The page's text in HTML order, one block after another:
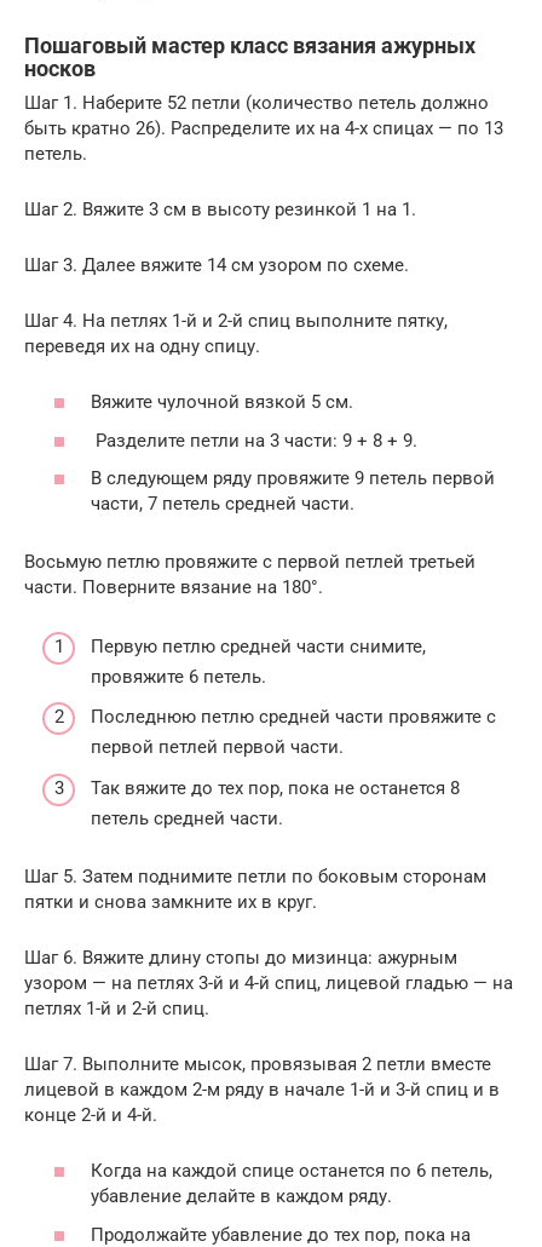
Пошаговый мастер класс вязания ажурных
носков
Шаг 1. Наберите 52 петли (количество петель должно
быть кратно 26). Распределите их на 4-х спицах — по 13
петель.
Шаг 2. Вяжите 3 см в высоту резинкой 1 на 1.
Шаг 3. Далее вяжите 14 см узором по схеме.
Шаг 4. На петлях 1-й и 2-й спиц выполните пятку,
переведя их на одну спицу.
Вяжите чулочной вязкой 5 см.
Разделите петли на 3 части: 9 + 8 + 9.
В следующем ряду провяжите 9 петель первой
части, 7 петель средней части.
Восьмую петлю провяжите с первой петлей третьей
части. Поверните вязание на 180°.
Первую петлю средней части снимите,
провяжите 6 петель.
Последнюю петлю средней части провяжите с
первой петлей первой части.
Так вяжите до тех пор, пока не останется 8
петель средней части.
Шаг 5. Затем поднимите петли по боковым сторонам
пятки и снова замкните их в круг.
Шаг 6. Вяжите длину стопы до мизинца: ажурным
узором — на петлях 3-й и 4-й спиц, лицевой гладью — на
петлях 1-й и 2-й спиц.
Шаг 7. Выполните мысок, провязывая 2 петли вместе
лицевой в каждом 2-м ряду в начале 1-й и 3-й спиц и в
конце 2-й и 4-й.
Когда на каждой спице останется по 6 петель,
убавление делайте в каждом ряду.
Продолжайте убавление до тех пор, пока на